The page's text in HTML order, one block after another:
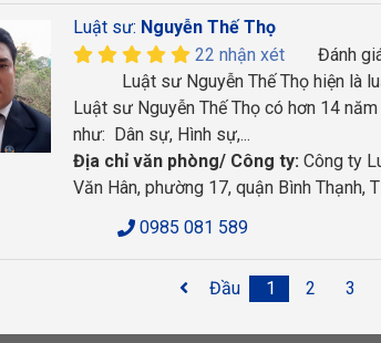
Luật sư: Nguyễn Thế Thọ
22 nhận xét
Đánh
Luật sư Nguyễn Thế Thọ hiện là
Luật sư Nguyễn Thế Thọ có hơn 14
như: Dân sự, Hình sự,...
Địa chỉ văn phòng/ Công ty: Công ty
Văn Hân, phường 17, quận Bình Thạnh,
0985 081 589
Đầu 1 2 3